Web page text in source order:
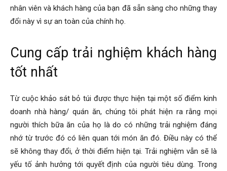
nhân viên và khách hàng của bạn đã sẵn sàng cho những thay
đổi này vì sự an toàn của chính họ.
Cung cấp trải nghiệm khách hàng
tốt nhất
Từ cuộc khảo sát bỏ túi được thực hiện tại một số điểm kinh
doanh nhà hàng/ quán ăn, chúng tôi phát hiện ra rằng mọi
người thích bữa ăn của họ là do có những trải nghiệm đáng
nhớ từ trước đó có liên quan tới món ăn đó. Điều này có thể
sẽ không thay đổi, ở thời điểm hiện tại. Trải nghiệm vẫn sẽ là
yếu tố ảnh hưởng tới quyết định của người tiêu dùng. Trong